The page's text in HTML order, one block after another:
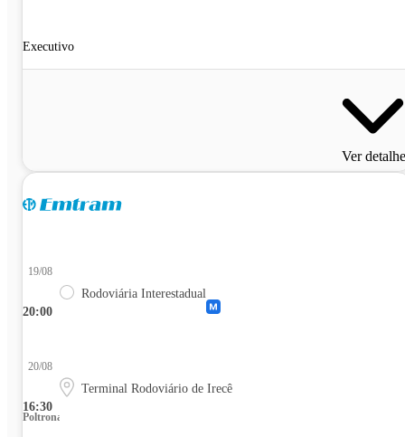
Executivo
Ver
20:00
19/08
Rodoviária Interestadual
16:30
20/08
Terminal Rodoviário de Irecê
Poltrona